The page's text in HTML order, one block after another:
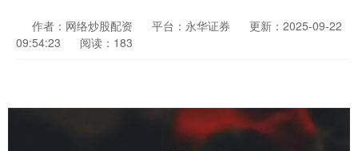
作者：网络炒股配资 平台：永华证券
更新：2025-09-22
09:54:23
阅读：183